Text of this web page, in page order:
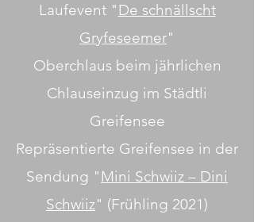
Laufevent "De schnällscht
Gryfeseemer"
Oberchlaus beim jährlichen
Chlauseinzug im Städtli
Greifensee
Repräsentierte Greifensee in der
Sendung " Mini Schwiiz – Dini
Schwiiz" (Frühling 2021)